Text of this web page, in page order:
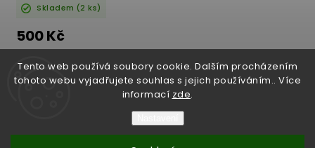
Tento web používá soubory cookie. Dalším procházením
tohoto webu vyjadřujete souhlas s jejich používáním.. Více
informací zde.
Skladem (2 ks)
500 Kč
DETAIL
Copyright 2026Bukefalos. Všechna práva vyhrazena.